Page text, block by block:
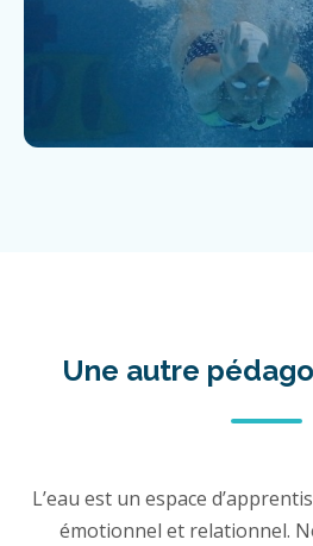
Une autre
L’eau est un espace
émotionnel et relationnel.